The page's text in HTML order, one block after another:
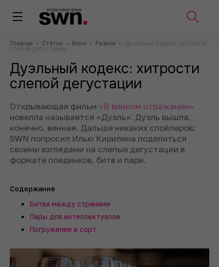
Главная – Статьи – Вино – Разное – Дуэльный кодекс: хитрости
слепой дегустации
Дуэльный кодекс: хитрости
слепой дегустации
Открывающая фильм «В винном отражении»
новелла называется «Дуэль». Дуэль вышла,
конечно, винная. Дальше никаких спойлеров:
SWN попросил Илью Кирилина поделиться
своими взглядами на слепые дегустации в
формате поединков, битв и пари.
Содержание
Битва между странами
Пары для интеллектуалов
Погружение в сорт